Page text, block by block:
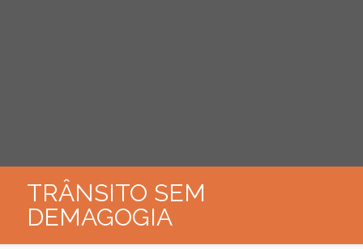
TRÂNSITO SEM
DEMAGOGIA